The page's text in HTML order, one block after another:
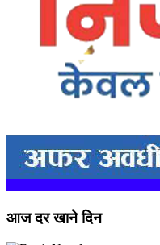
आज दर खाने दिन